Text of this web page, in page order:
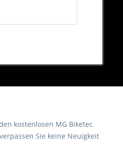
kostenlosen MG Biketec
Sie keine Neuigkeit